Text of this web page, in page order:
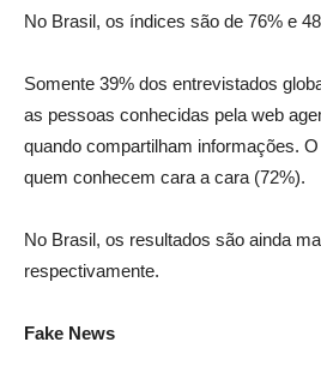
No Brasil, os índices são de 76% e
Somente 39% dos entrevistados
as pessoas conhecidas pela web
quando compartilham informações.
quem conhecem cara a cara (72%).
No Brasil, os resultados são ainda
respectivamente.
Fake News